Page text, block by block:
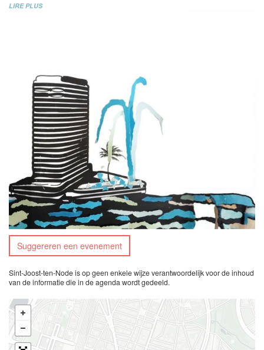
LIRE PLUS
Suggereren een evenement
Sint-Joost-ten-Node is op geen enkele wijze verantwoordelijk voor de inhoud
van de informatie die in de agenda wordt gedeeld.